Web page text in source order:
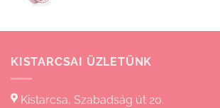
KISTARCSAI ÜZLETÜNK
Kistarcsa, Szabadság út 20.